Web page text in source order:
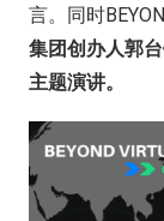
言。同时
集团创办人郭
主题演讲。